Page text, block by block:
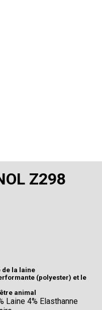
Z298
de la laine
(polyester) et le
animal
Laine 4% Elasthanne